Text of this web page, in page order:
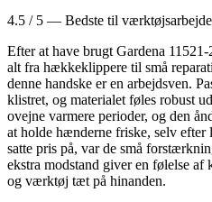
4.5 / 5 — Bedste til værktøjsarbejde
Efter at have brugt Gardena
alt fra hækkeklippere til små
denne handske er en arbejdsven.
klistret, og materialet føles robust
ovejne varmere perioder, og den
at holde hænderne friske, selv
satte pris på, var de små
ekstra modstand giver en følelse af
og værktøj tæt på hinanden.